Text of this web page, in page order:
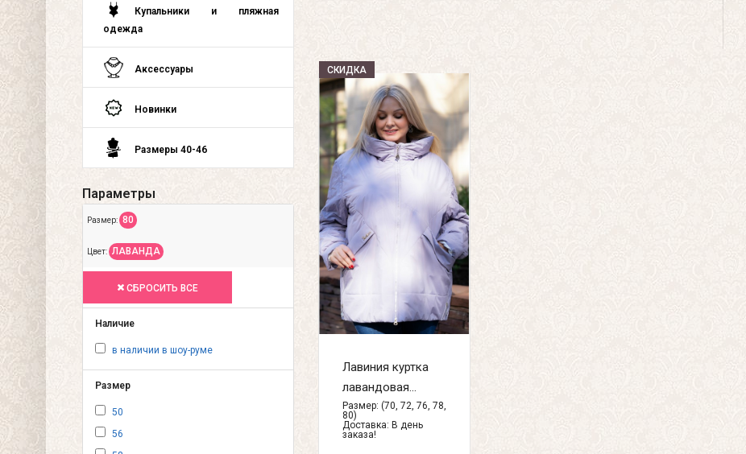
Купальники и пляжная
одежда
Аксессуары
Новинки
Размеры 40-46
Параметры
Размер: 80
Цвет: ЛАВАНДА
СБРОСИТЬ ВСЕ
Наличие
в наличии в шоу-руме
Размер
50
56
СКИДКА
Лавиния куртка
лавандовая...
Размер: (70, 72, 76, 78,
80)
Доставка: В день
заказа!